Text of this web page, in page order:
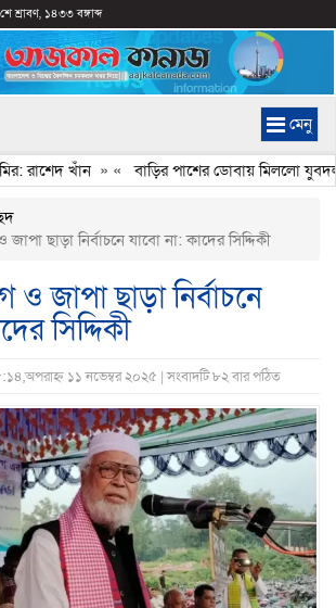
শ্রাবণ, ১৪৩৩ বঙ্গাব্দ
মেনু
খাঁন » « বাড়ির পাশের ডোবায় মিললো যুবদল
ছাড়া নির্বাচনে যাবো না: কাদের সিদ্দিকী
জাপা ছাড়া নির্বাচনে
সিদ্দিকী
১১ নভেম্বর ২০২৫ | সংবাদটি ৮২ বার পঠিত